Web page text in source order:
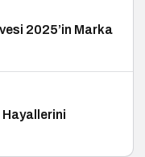
2025’in Marka